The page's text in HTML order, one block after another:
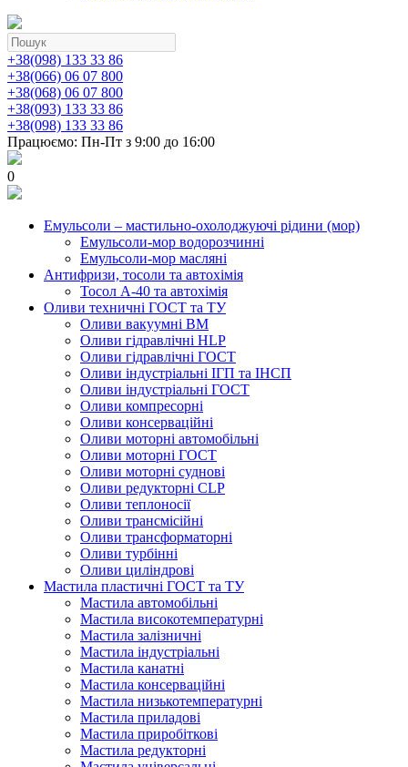
+38(098) 133 33 86
+38(066) 06 07 800
+38(068) 06 07 800
+38(093) 133 33 86
+38(098) 133 33 86
Працюємо: Пн-Пт з 9:00 до 16:00
0
Емульсоли – мастильно-охолоджуючі рідини (мор)
Емульсоли-мор водорозчинні
Емульсоли-мор масляні
Антифризи, тосоли та автохімія
Тосол А-40 та автохімія
Оливи техничні ГОСТ та ТУ
Оливи вакуумні ВМ
Оливи гідравлічні HLP
Оливи гідравлічні ГОСТ
Оливи індустріальні ІГП та ІНСП
Оливи індустріальні ГОСТ
Оливи компресорні
Оливи консерваційні
Оливи моторні автомобільні
Оливи моторні ГОСТ
Оливи моторні суднові
Оливи редукторні CLP
Оливи теплоносії
Оливи трансмісійні
Оливи трансформаторні
Оливи турбінні
Оливи циліндрові
Мастила пластичні ГОСТ та ТУ
Мастила автомобільні
Мастила високотемпературні
Мастила залізничні
Мастила індустріальні
Мастила канатні
Мастила консерваційні
Мастила низькотемпературні
Мастила приладові
Мастила приробіткові
Мастила редукторні